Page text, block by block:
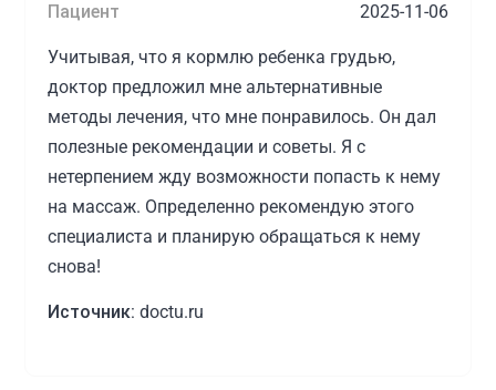
Пациент 2025-11-06
Учитывая, что я кормлю ребенка грудью,
доктор предложил мне альтернативные
методы лечения, что мне понравилось. Он дал
полезные рекомендации и советы. Я с
нетерпением жду возможности попасть к нему
на массаж. Определенно рекомендую этого
специалиста и планирую обращаться к нему
снова!
Источник: doctu.ru